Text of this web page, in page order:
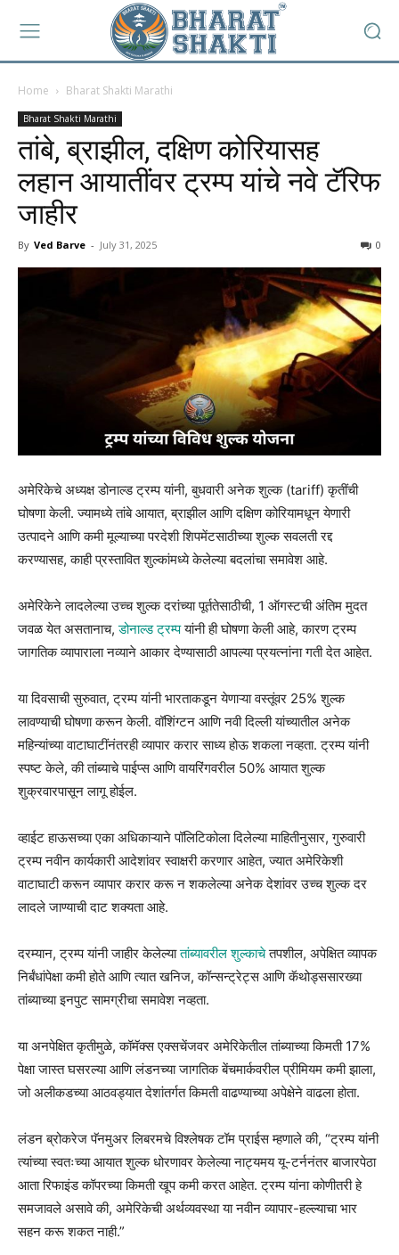
Home Bharat Shakti Marathi
Bharat Shakti Marathi
तांबे, ब्राझील, दक्षिण कोरियासह
लहान आयातींवर ट्रम्प यांचे नवे टॅरिफ
जाहीर
By Ved Barve - July 31, 2025 0
अमेरिकेचे अध्यक्ष डोनाल्ड ट्रम्प यांनी, बुधवारी अनेक शुल्क (tariff) कृतींची
घोषणा केली. ज्यामध्ये तांबे आयात, ब्राझील आणि दक्षिण कोरियामधून येणारी
उत्पादने आणि कमी मूल्याच्या परदेशी शिपमेंटसाठीच्या शुल्क सवलती रद्द
करण्यासह, काही प्रस्तावित शुल्कांमध्ये केलेल्या बदलांचा समावेश आहे.
अमेरिकेने लादलेल्या उच्च शुल्क दरांच्या पूर्ततेसाठीची, 1 ऑगस्टची अंतिम मुदत
जवळ येत असतानाच,डोनाल्ड ट्रम्पयांनी ही घोषणा केली आहे, कारण ट्रम्प
जागतिक व्यापाराला नव्याने आकार देण्यासाठी आपल्या प्रयत्नांना गती देत आहेत.
या दिवसाची सुरुवात, ट्रम्प यांनी भारताकडून येणाऱ्या वस्तूंवर 25% शुल्क
लावण्याची घोषणा करून केली. वॉशिंग्टन आणि नवी दिल्ली यांच्यातील अनेक
महिन्यांच्या वाटाघाटींनंतरही व्यापार करार साध्य होऊ शकला नव्हता. ट्रम्प यांनी
स्पष्ट केले, की तांब्याचे पाईप्स आणि वायरिंगवरील 50% आयात शुल्क
शुक्रवारपासून लागू होईल.
व्हाईट हाऊसच्या एका अधिकाऱ्याने पॉलिटिकोला दिलेल्या माहितीनुसार, गुरुवारी
ट्रम्प नवीन कार्यकारी आदेशांवर स्वाक्षरी करणार आहेत, ज्यात अमेरिकेशी
वाटाघाटी करून व्यापार करार करू न शकलेल्या अनेक देशांवर उच्च शुल्क दर
लादले जाण्याची दाट शक्यता आहे.
दरम्यान, ट्रम्प यांनी जाहीर केलेल्यातांब्यावरील शुल्काचेतपशील, अपेक्षित व्यापक
निर्बंधांपेक्षा कमी होते आणि त्यात खनिज, कॉन्सन्ट्रेट्स आणि कॅथोड्ससारख्या
तांब्याच्या इनपुट सामग्रीचा समावेश नव्हता.
या अनपेक्षित कृतीमुळे, कॉमॅक्स एक्सचेंजवर अमेरिकेतील तांब्याच्या किमती 17%
पेक्षा जास्त घसरल्या आणि लंडनच्या जागतिक बेंचमार्कवरील प्रीमियम कमी झाला,
जो अलीकडच्या आठवड्यात देशांतर्गत किमती वाढण्याच्या अपेक्षेने वाढला होता.
लंडन ब्रोकरेज पॅनमुअर लिबरमचे विश्लेषक टॉम प्राईस म्हणाले की, “ट्रम्प यांनी
त्यांच्या स्वतःच्या आयात शुल्क धोरणावर केलेल्या नाट्यमय यू-टर्ननंतर बाजारपेठा
आता रिफाइंड कॉपरच्या किमती खूप कमी करत आहेत. ट्रम्प यांना कोणीतरी हे
समजावले असावे की, अमेरिकेची अर्थव्यवस्था या नवीन व्यापार-हल्ल्याचा भार
सहन करू शकत नाही.”